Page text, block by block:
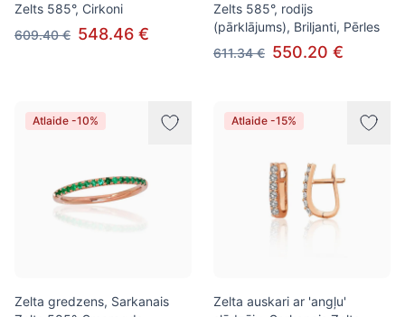
Zelts 585°, Cirkoni
609.40 € 548.46 €
Zelts 585°, rodijs
(pārklājums), Briljanti, Pērles
611.34 € 550.20 €
Atlaide -10%
Zelta gredzens, Sarkanais
Atlaide -15%
Zelta auskari ar 'angļu'